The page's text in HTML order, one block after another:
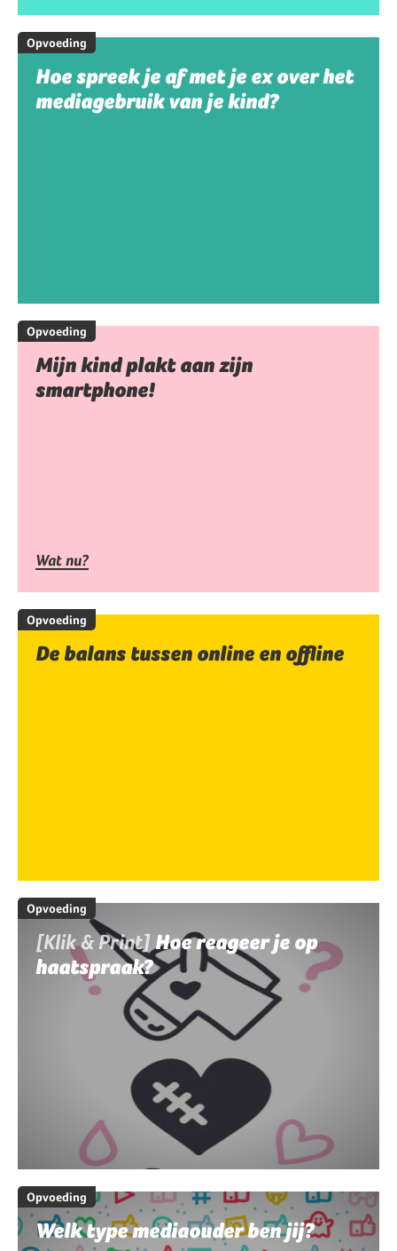
Opvoeding
Hoe spreek je af met je ex over het
mediagebruik van je kind?
Opvoeding
Mijn kind plakt aan zijn
smartphone!
Wat nu?
Opvoeding
De balans tussen online en offline
Opvoeding
[Klik & Print]Hoe reageer je op
haatspraak?
Opvoeding
Welk type mediaouder ben jij?